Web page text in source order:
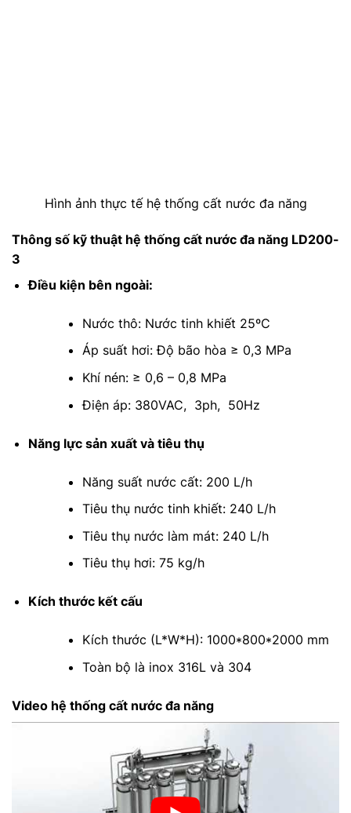
Hình ảnh thực tế hệ thống cất nước đa năng
Thông số kỹ thuật hệ thống cất nước đa năng LD200-
3
Điều kiện bên ngoài:
Nước thô: Nước tinh khiết 25ºC
Áp suất hơi: Độ bão hòa ≥ 0,3 MPa
Khí nén: ≥ 0,6 – 0,8 MPa
Điện áp: 380VAC, 3ph, 50Hz
Năng lực sản xuất và tiêu thụ
Năng suất nước cất: 200 L/h
Tiêu thụ nước tinh khiết: 240 L/h
Tiêu thụ nước làm mát: 240 L/h
Tiêu thụ hơi: 75 kg/h
Kích thước kết cấu
Kích thước (L*W*H): 1000*800*2000 mm
Toàn bộ là inox 316L và 304
Video hệ thống cất nước đa năng